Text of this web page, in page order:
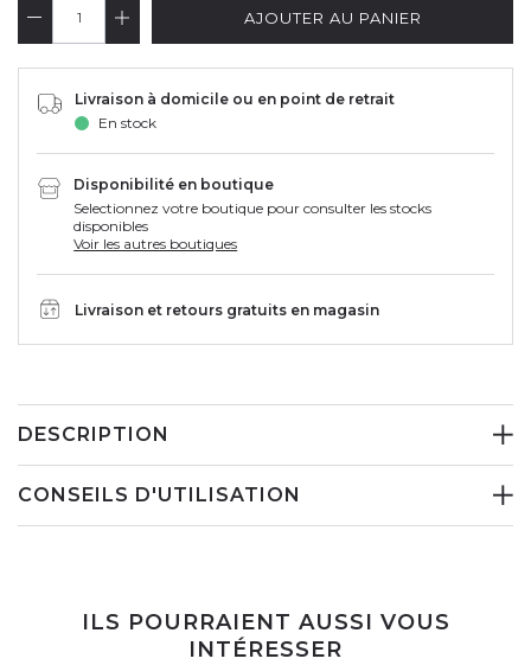
AJOUTER AU PANIER
Livraison à domicile ou en point de retrait
En stock
Disponibilité en boutique
Selectionnez votre boutique pour consulter les stocks
disponibles
Voir les autres boutiques
Livraison et retours gratuits en magasin
DESCRIPTION
CONSEILS D'UTILISATION
ILS POURRAIENT AUSSI VOUS
INTÉRESSER